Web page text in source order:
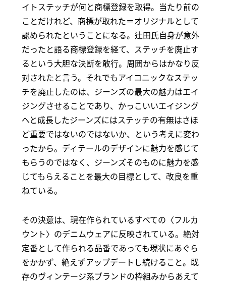
イトステッチが何と商標登録を取得。当たり前の
ことだけれど、商標が取れた＝オリジナルとして
認められたということになる。辻田氏自身が意外
だったと語る商標登録を経て、ステッチを廃止す
るという大胆な決断を敢行。周囲からはかなり反
対されたと言う。それでもアイコニックなステッ
チを廃止したのは、ジーンズの最大の魅力はエイ
ジングさせることであり、かっこいいエイジング
へと成長したジーンズにはステッチの有無はさほ
ど重要ではないのではないか、という考えに変わ
ったから。ディテールのデザインに魅力を感じて
もらうのではなく、ジーンズそのものに魅力を感
じてもらえることを最大の目標として、改良を重
ねている。
その決意は、現在作られているすべての〈フルカ
ウント〉のデニムウェアに反映されている。絶対
定番として作られる品番であっても現状にあぐら
をかかず、絶えずアップデートし続けること。既
存のヴィンテージ系ブランドの枠組みからあえて